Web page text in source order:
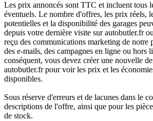
Les prix annoncés sont TTC et incluent tous
éventuels. Le nombre d'offres, les prix réels,
potentielles et la disponibilité des garages
depuis votre dernière visite sur autobutler.fr
reçu des communications marketing de notre
des e-mails, des campagnes en ligne ou hors
conséquent, vous devez créer une nouvelle
autobutler.fr pour voir les prix et les
disponibles.
Sous réserve d'erreurs et de lacunes dans le
descriptions de l'offre, ainsi que pour les
de stock.